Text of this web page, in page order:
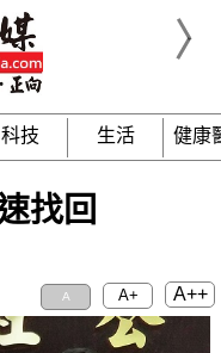
科技 生活 健康
找回
A A+ A++